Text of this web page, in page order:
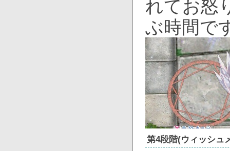
れてお怒
ぶ時間で
第4段階(ウィッシュ